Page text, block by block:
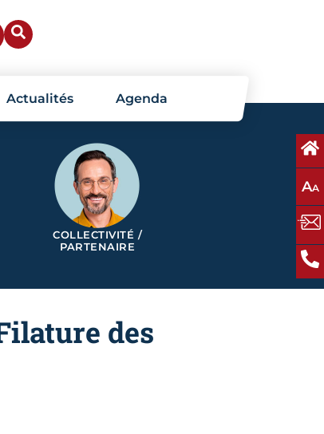
Actualités Agenda
AA
COLLECTIVITÉ /
PARTENAIRE
des